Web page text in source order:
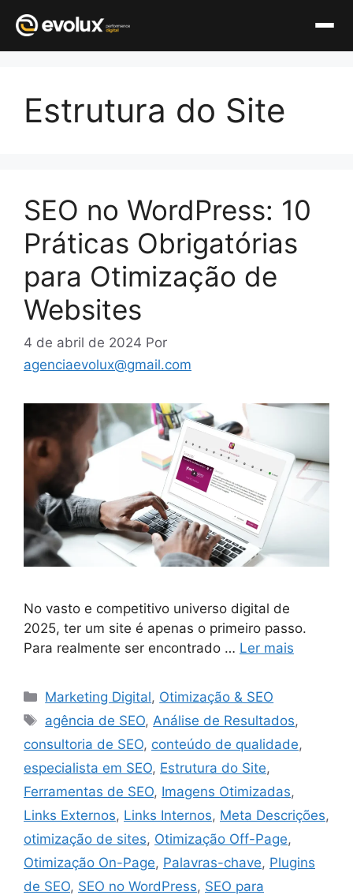
conteúdo
Estrutura do Site
SEO no WordPress: 10
Práticas Obrigatórias
para Otimização de
Websites
4 de abril de 2024 Por
agenciaevolux@gmail.com
No vasto e competitivo universo digital de
2025, ter um site é apenas o primeiro passo.
Para realmente ser encontrado … Ler mais
Categorias
Marketing Digital, Otimização & SEO
Tags
agência de SEO, Análise de Resultados,
consultoria de SEO, conteúdo de qualidade,
especialista em SEO, Estrutura do Site,
Ferramentas de SEO, Imagens Otimizadas,
Links Externos, Links Internos, Meta Descrições,
otimização de sites, Otimização Off-Page,
Otimização On-Page, Palavras-chave, Plugins
de SEO, SEO no WordPress, SEO para